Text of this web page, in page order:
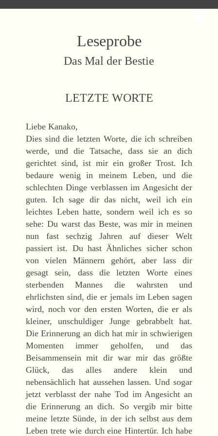
Leseprobe
Das Mal der Bestie
LETZTE WORTE
Liebe Kanako,
Dies sind die letzten Worte, die ich schreiben
werde, und die Tatsache, dass sie an dich
gerichtet sind, ist mir ein großer Trost. Ich
bedaure wenig in meinem Leben, und die
schlechten Dinge verblassen im Angesicht der
guten. Ich sage dir das nicht, weil ich ein
leichtes Leben hatte, sondern weil ich es so
sehe: Du warst das Beste, was mir in meinen
nun fast sechzig Jahren auf dieser Welt
passiert ist. Du hast Ähnliches sicher schon
von vielen Männern gehört, aber lass dir
gesagt sein, dass die letzten Worte eines
sterbenden Mannes die wahrsten und
ehrlichsten sind, die er jemals im Leben sagen
wird, noch vor den ersten Worten, die er als
kleiner, unschuldiger Junge gebrabbelt hat.
Die Erinnerung an dich hat mir in schwierigen
Momenten immer geholfen, und das
Beisammensein mit dir war mir das größte
Glück, das alles andere klein und
nebensächlich hat aussehen lassen. Und sogar
jetzt verblasst der nahe Tod im Angesicht an
die Erinnerung an dich. So vergib mir bitte
meine letzte Sünde, in der ich selbst aus dem
Leben trete wie durch eine Hintertür. Ich habe